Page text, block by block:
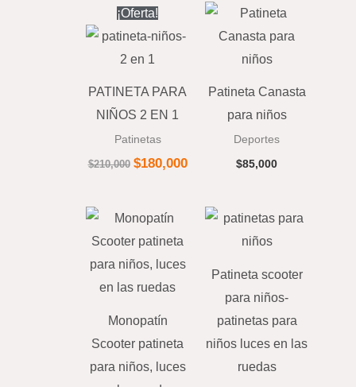
¡Oferta!
PATINETA PARA
NIÑOS 2 EN 1
Patinetas
$210,000
El
precio
original
$210,000.
$180,000
actual
Patineta Canasta
para niños
Deportes
$85,000
Monopatín
Scooter patineta
para niños, luces
Patineta scooter
para niños-
patinetas para
niños luces en las
ruedas